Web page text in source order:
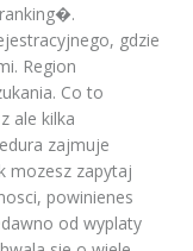
gdzie
Region
Co to
ale kilka
zajmuje
mozesz zapytaj
powinienes
od wyplaty